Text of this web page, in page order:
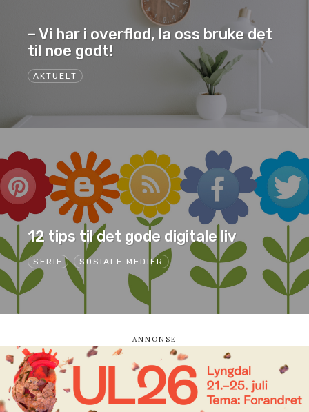
AKTUELT
– Vi har i overflod, la oss bruke det
til noe godt!
SERIE SOSIALE MEDIER
12 tips til det gode digitale liv